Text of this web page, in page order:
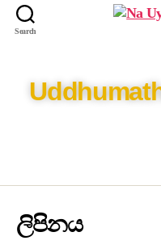
Search
ලිපිනය